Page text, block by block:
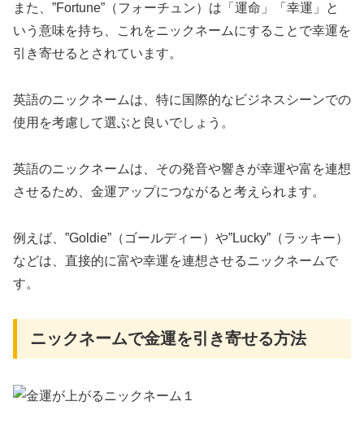
また、”Fortune”（フォーチュン）は「運命」「幸運」と
いう意味を持ち、これをニックネームにすることで幸運を
引き寄せるとされています。
英語のニックネームは、特に国際的なビジネスシーンでの
使用を考慮して選ぶと良いでしょう。
英語のニックネームは、その発音や響きが幸運や富を連想
させるため、金運アップにつながると考えられます。
例えば、”Goldie”（ゴールディー）や”Lucky”（ラッキー）
などは、直接的に富や幸運を連想させるニックネームで
す。
ニックネームで金運を引き寄せる方法